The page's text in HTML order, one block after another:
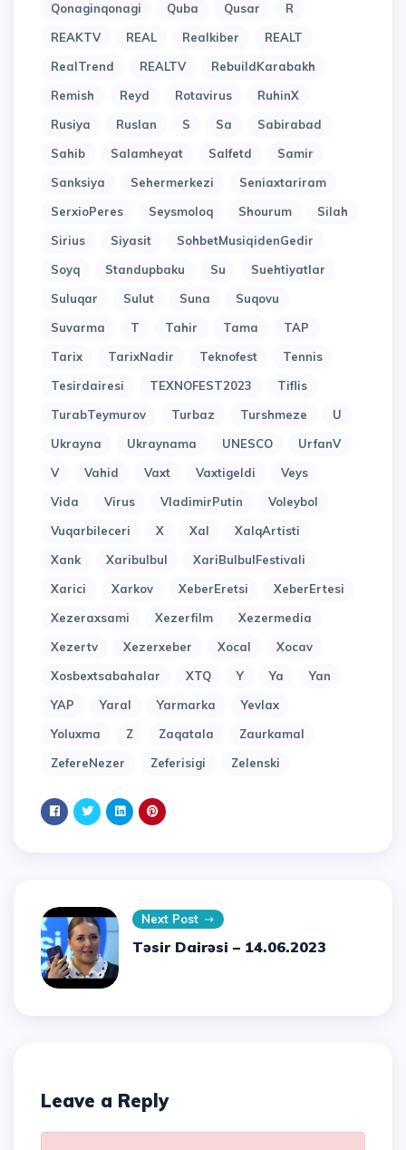
Qonaginqonagi Quba Qusar
R
REAKTV
REAL Realkiber
REALT
RealTrend
REALTV
RebuildKarabakh
Remish
Reyd Rotavirus
RuhinX
Rusiya
Ruslan S Sa
Sabirabad
Sahib
Salamheyat Salfetd
Samir
Sanksiya
Sehermerkezi
Seniaxtariram
SerxioPeres
Seysmoloq Shourum
Silah
Sirius
Siyasit
SohbetMusiqidenGedir
Soyq
Standupbaku Su
Suehtiyatlar
Suluqar
Sulut Suna
Suqovu
Suvarma
T Tahir Tama
TAP
Tarix
TarixNadir Teknofest
Tennis
Tesirdairesi
TEXNOFEST2023
Tiflis
TurabTeymurov
Turbaz Turshmeze
U
Ukrayna
Ukraynama UNESCO
UrfanV
V
Vahid Vaxt Vaxtigeldi
Veys
Vida
Virus VladimirPutin
Voleybol
Vuqarbileceri
X Xal
XalqArtisti
Xank
Xaribulbul
XariBulbulFestivali
Xarici
Xarkov XeberEretsi
XeberErtesi
Xezeraxsami
Xezerfilm
Xezermedia
Xezertv
Xezerxeber Xocal
Xocav
Xosbextsabahalar
XTQ Y Ya
Yan
YAP
Yaral Yarmarka
Yevlax
Yoluxma
Z Zaqatala
Zaurkamal
ZefereNezer
Zeferisigi Zelenski
Next Post
Təsir Dairəsi – 14.06.2023
Leave a Reply